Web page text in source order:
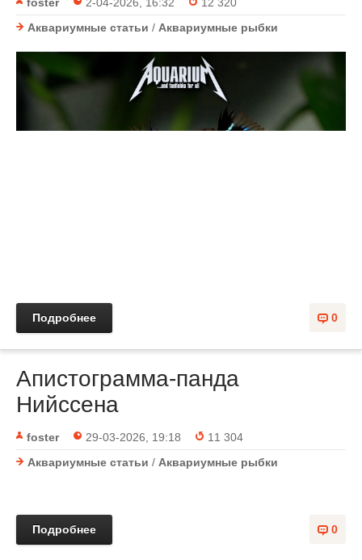
Аквариумные статьи / Аквариумные рыбки
0
Подробнее
Апистограмма-панда
Нийссена
foster 29-03-2026, 19:18
11 304
Аквариумные статьи / Аквариумные рыбки
0
Подробнее